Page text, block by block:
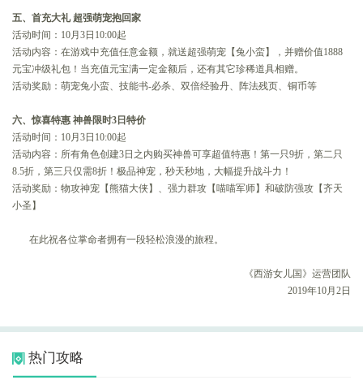
五、首充大礼 超强萌宠抱回家
活动时间：10月3日10:00起
活动内容：在游戏中充值任意金额，就送超强萌宠【兔小蛮】，并赠价值1888
元宝冲级礼包！当充值元宝满一定金额后，还有其它珍稀道具相赠。
活动奖励：萌宠兔小蛮、技能书-必杀、双倍经验丹、阵法残页、铜币等
六、惊喜特惠 神兽限时3日特价
活动时间：10月3日10:00起
活动内容：所有角色创建3日之内购买神兽可享超值特惠！第一只9折，第二只
8.5折，第三只仅需8折！极品神宠，秒天秒地，大幅提升战斗力！
活动奖励：物攻神宠【熊猫大侠】、强力群攻【喵喵军师】和破防强攻【齐天
小圣】
在此祝各位掌命者拥有一段轻松浪漫的旅程。
《西游女儿国》运营团队
2019年10月2日
热门攻略